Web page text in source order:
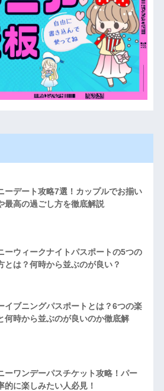
ーデート攻略7選！カップルでお揃い
最高の過ごし方を徹底解説
ーウィークナイトパスポートの5つの
とは？何時から並ぶのが良い？
イブニングパスポートとは？6つの楽
何時から並ぶのが良いのか徹底解
ーワンデーパスチケット攻略！パー
的に楽しみたい人必見！